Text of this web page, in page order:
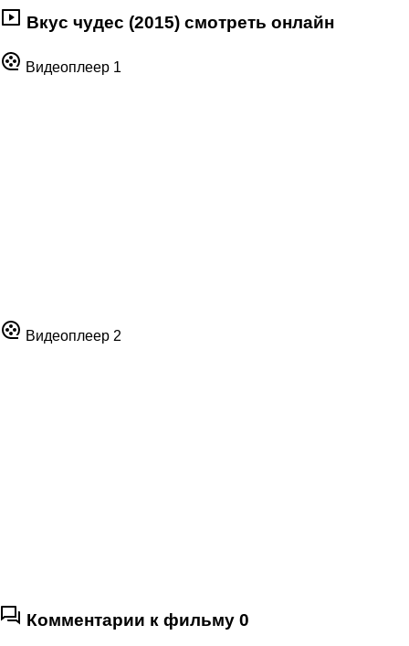
Вкус чудес (2015) смотреть онлайн
Видеоплеер 1
Видеоплеер 2
Комментарии к фильму 0